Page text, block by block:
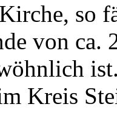
so
von ca.
Kreis